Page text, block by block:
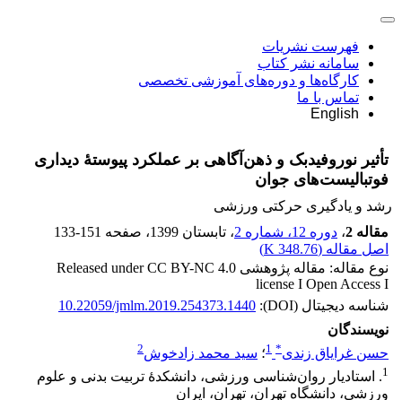
فهرست نشریات
سامانه نشر کتاب
کارگاه‌ها و دوره‌های آموزشی تخصصی
تماس با ما
English
تأثیر نوروفیدبک و ذهن‌آگاهی بر عملکرد پیوستۀ دیداری
فوتبالیست‌های جوان
رشد و یادگیری حرکتی ورزشی
مقاله 2
، دوره 12، شماره 2 ، تابستان 1399 ، صفحه 133-151
اصل مقاله (348.76 K
)
نوع مقاله: مقاله پژوهشی Released under CC BY-NC 4.0
license I Open Access I
شناسه دیجیتال (DOI):
10.22059/jmlm.2019.254373.1440
نویسندگان
حسن غرایاق زندی*
1؛ سید محمد زادخوش2
1. استادیار روان‌شناسی ورزشی، دانشکدۀ تربیت ‌بدنی و علوم
ورزشی، دانشگاه تهران، تهران، ایران